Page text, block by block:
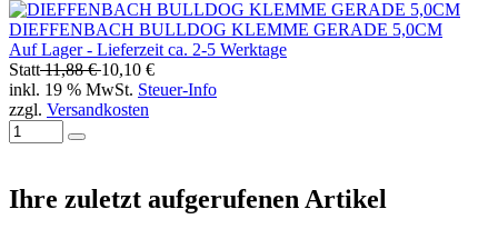
DIEFFENBACH BULLDOG KLEMME GERADE 5,0CM
Auf Lager - Lieferzeit ca. 2-5 Werktage
Statt11,88 €10,10 €
inkl. 19 % MwSt. Steuer-Info
zzgl. Versandkosten
Ihre zuletzt aufgerufenen Artikel